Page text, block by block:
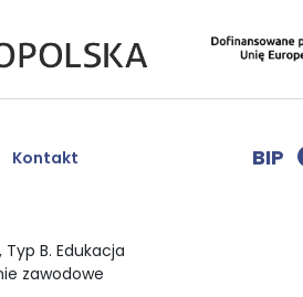
Kontakt BIP
B. Edukacja
zawodowe